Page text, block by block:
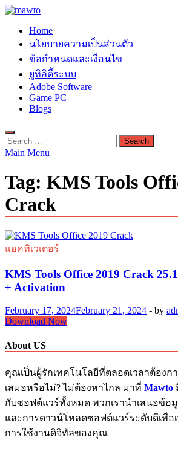
Skip
content
MAWTO
ดาวน์โหลดโปรแกรมฟรี ตัวเต็มถาวร ใหม่
Home
นโยบายความเป็นส่วนตัว
ข้อกำหนดและเงื่อนไข
ยูทิลิตี้ระบบ
Adobe Software
Game PC
Blogs
Search
for:
Main Menu
Tag: KMS Tools
Crack
แอคทิเวเตอร์
KMS Tools Office 2019 Crack
+ Activation
February 17, 2024February 21, 2024 - by
KMS
Office
2019
Crack
25.12.2022
Download
+
Activation
Download Now
About US
คุณเป็นผู้รักเทคโนโลยีที่ตลอดเวลาต้อง
เสมอหรือไม่? ไม่ต้องหาไกล มาที่ Mawto
กับซอฟต์แวร์ทั้งหมด พวกเรานำเสนอข้อ
และการดาวน์โหลดซอฟต์แวร์ระดับดีเพื่
การใช้งานดิจิทัลของคุณ